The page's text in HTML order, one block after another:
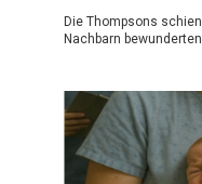
Die Thompsons
Nachbarn